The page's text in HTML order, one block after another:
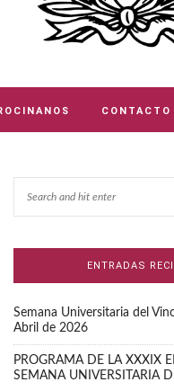
CONTACTO
ENTRADAS
Semana Universitaria del
Abril de 2026
PROGRAMA DE LA XXXIX
SEMANA UNIVERSITARIA